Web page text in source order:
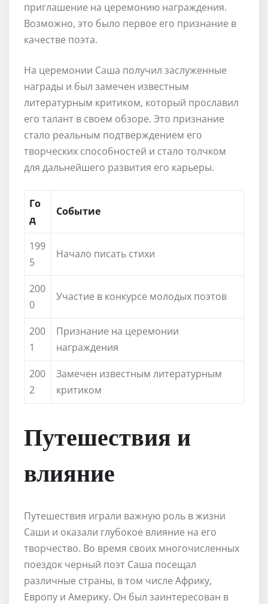
приглашение на церемонию награждения.
Возможно, это было первое его признание в
качестве поэта.
На церемонии Саша получил заслуженные
награды и был замечен известным
литературным критиком, который прославил
его талант в своем обзоре. Это признание
стало реальным подтверждением его
творческих способностей и стало толчком
для дальнейшего развития его карьеры.
Го
д
Событие
199
5
Начало писать стихи
200
0
Участие в конкурсе молодых поэтов
200
1
Признание на церемонии
награждения
200
2
Замечен известным литературным
критиком
Путешествия и
влияние
Путешествия играли важную роль в жизни
Саши и оказали глубокое влияние на его
творчество. Во время своих многочисленных
поездок черный поэт Саша посещал
различные страны, в том числе Африку,
Европу и Америку. Он был заинтересован в